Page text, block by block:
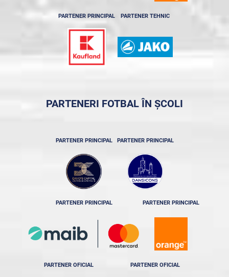
PARTENER PRINCIPAL PARTENER TEHNIC
PARTENERI FOTBAL ÎN ȘCOLI
PARTENER PRINCIPAL PARTENER PRINCIPAL
PARTENER PRINCIPAL PARTENER PRINCIPAL
PARTENER OFICIAL PARTENER OFICIAL